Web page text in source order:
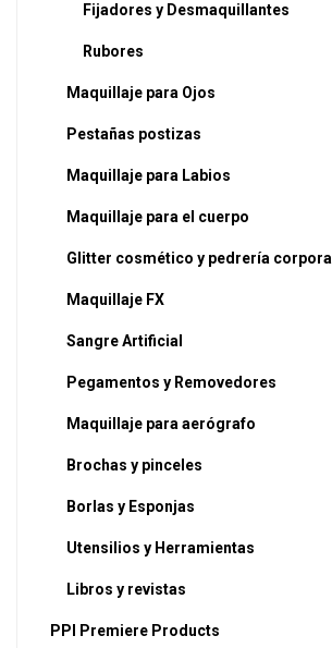
Fijadores y Desmaquillantes
Rubores
Maquillaje para Ojos
Pestañas postizas
Maquillaje para Labios
Maquillaje para el cuerpo
Glitter cosmético y pedrería corporal
Maquillaje FX
Sangre Artificial
Pegamentos y Removedores
Maquillaje para aerógrafo
Brochas y pinceles
Borlas y Esponjas
Utensilios y Herramientas
Libros y revistas
PPI Premiere Products